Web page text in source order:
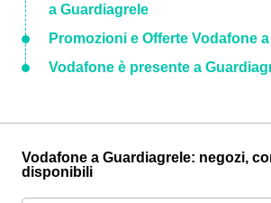
a Guardiagrele
Promozioni e Offerte Vodafone
Vodafone è presente a
Vodafone a Guardiagrele: negozi,
disponibili